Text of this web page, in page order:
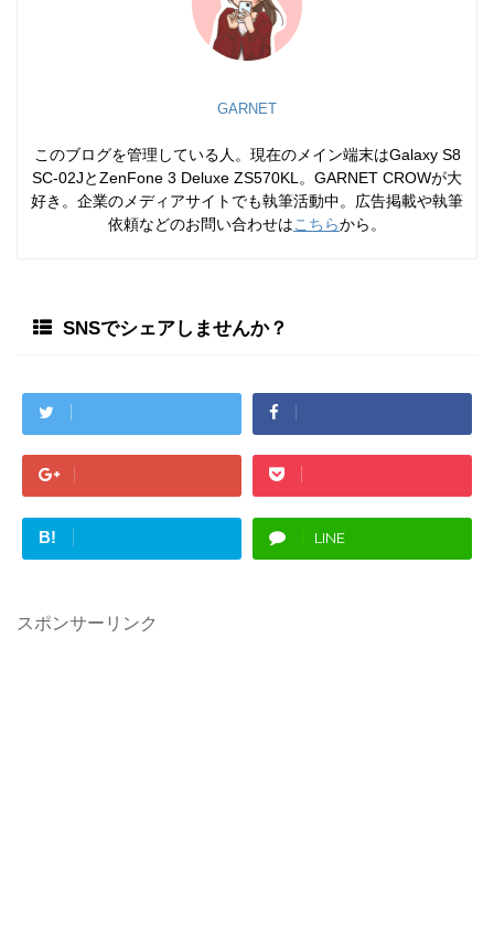
GARNET
このブログを管理している人。現在のメイン端末はGalaxy S8
SC-02JとZenFone 3 Deluxe ZS570KL。GARNET CROWが大
好き。企業のメディアサイトでも執筆活動中。広告掲載や執筆
依頼などのお問い合わせはこちらから。
SNSでシェアしませんか？
B! LINE
スポンサーリンク